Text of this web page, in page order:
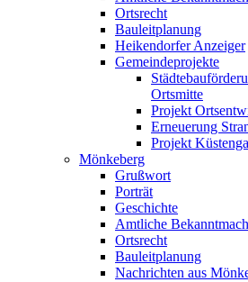
Ortsrecht
Bauleitplanung
Heikendorfer Anzeiger
Gemeindeprojekte
Ortsmitte
Projekt
Erneuerung
Projekt
Mönkeberg
Grußwort
Porträt
Geschichte
Amtliche
Ortsrecht
Bauleitplanung
Nachrichten aus